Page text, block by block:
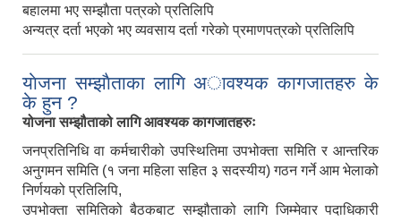
बहालमा भए सम्झाैता पत्रकाे प्रतिलिपि
अन्यत्र दर्ता भएकाे भए व्यवसाय दर्ता गरेकाे प्रमाणपत्रकाे प्रतिलिपि
याेजना सम्झाैताका लागि अावश्यक कागजातहरु के
के हुन ?
योजना सम्झौताको लागि आवश्यक कागजातहरुः
जनप्रतिनिधि वा कर्मचारीको उपस्थितिमा उपभोक्ता समिति र आन्तरिक
अनुगमन समिति (१ जना महिला सहित ३ सदस्यीय) गठन गर्ने आम भेलाको
निर्णयको प्रतिलिपि,
उपभोक्ता समितिको बैठकबाट सम्झौताको लागि जिम्मेवार पदाधिकारी